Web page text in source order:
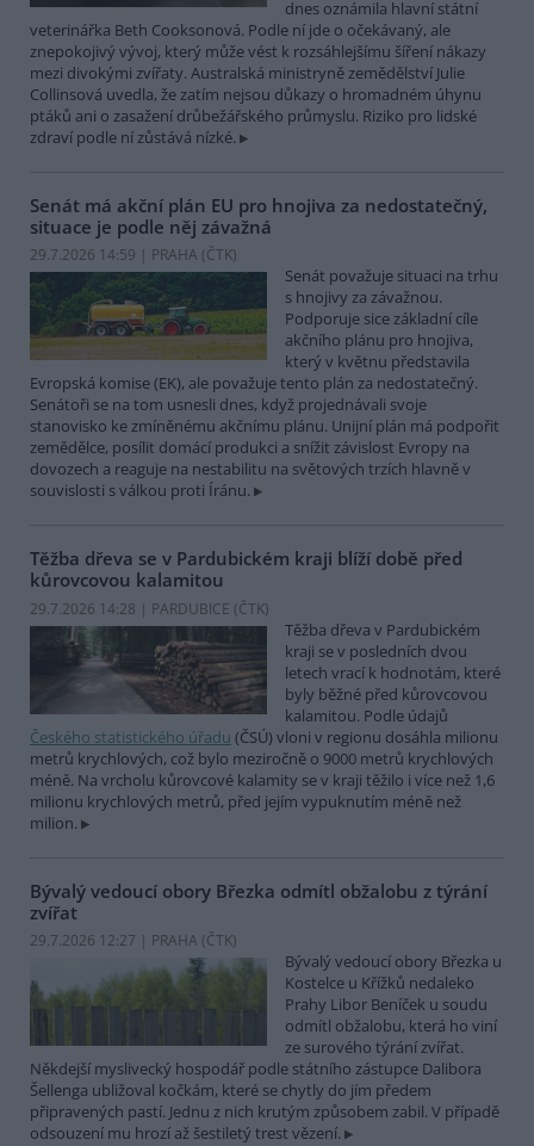
dnes oznámila hlavní státní
veterinářka Beth Cooksonová. Podle ní jde o očekávaný, ale
znepokojivý vývoj, který může vést k rozsáhlejšímu šíření nákazy
mezi divokými zvířaty. Australská ministryně zemědělství Julie
Collinsová uvedla, že zatím nejsou důkazy o hromadném úhynu
ptáků ani o zasažení drůbežářského průmyslu. Riziko pro lidské
zdraví podle ní zůstává nízké.
Senát má akční plán EU pro hnojiva za nedostatečný,
situace je podle něj závažná
29.7.2026 14:59 | PRAHA (ČTK)
Senát považuje situaci na trhu
s hnojivy za závažnou.
Podporuje sice základní cíle
akčního plánu pro hnojiva,
který v květnu představila
Evropská komise (EK), ale považuje tento plán za nedostatečný.
Senátoři se na tom usnesli dnes, když projednávali svoje
stanovisko ke zmíněnému akčnímu plánu. Unijní plán má podpořit
zemědělce, posílit domácí produkci a snížit závislost Evropy na
dovozech a reaguje na nestabilitu na světových trzích hlavně v
souvislosti s válkou proti Íránu.
Těžba dřeva se v Pardubickém kraji blíží době před
kůrovcovou kalamitou
29.7.2026 14:28 | PARDUBICE (ČTK)
Těžba dřeva v Pardubickém
kraji se v posledních dvou
letech vrací k hodnotám, které
byly běžné před kůrovcovou
kalamitou. Podle údajů
Českého statistického úřadu (ČSÚ) vloni v regionu dosáhla milionu
metrů krychlových, což bylo meziročně o 9000 metrů krychlových
méně. Na vrcholu kůrovcové kalamity se v kraji těžilo i více než 1,6
milionu krychlových metrů, před jejím vypuknutím méně než
milion.
Bývalý vedoucí obory Březka odmítl obžalobu z týrání
zvířat
29.7.2026 12:27 | PRAHA (ČTK)
Bývalý vedoucí obory Březka u
Kostelce u Křížků nedaleko
Prahy Libor Beníček u soudu
odmítl obžalobu, která ho viní
ze surového týrání zvířat.
Někdejší myslivecký hospodář podle státního zástupce Dalibora
Šellenga ubližoval kočkám, které se chytly do jím předem
připravených pastí. Jednu z nich krutým způsobem zabil. V případě
odsouzení mu hrozí až šestiletý trest vězení.